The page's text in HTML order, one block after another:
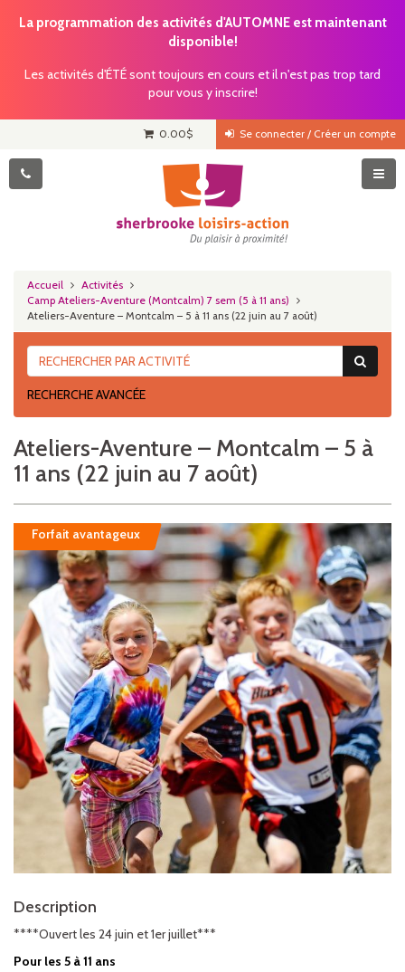
La programmation des activités d'AUTOMNE est maintenant
disponible!
Les activités d'ÉTÉ sont toujours en cours et il n'est pas trop tard
pour vous y inscrire!
Se connecter / Créer un compte
0.00$
Accueil
Activités
Camp Ateliers-Aventure (Montcalm) 7 sem (5 à 11 ans)
Ateliers-Aventure – Montcalm – 5 à 11 ans (22 juin au 7 août)
RECHERCHE AVANCÉE
Ateliers-Aventure – Montcalm – 5 à
11 ans (22 juin au 7 août)
Forfait avantageux
Description
****Ouvert les 24 juin et 1er juillet***
Pour les 5 à 11 ans